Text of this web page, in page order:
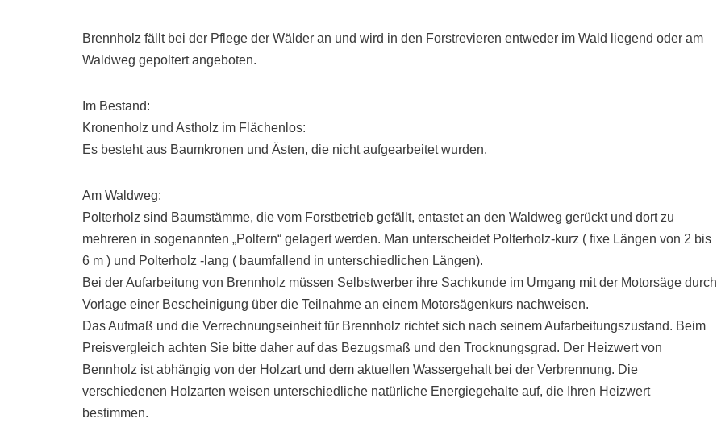
Brennholz fällt bei der Pflege der Wälder an und wird in den Forstrevieren entweder im Wald liegend oder am
Waldweg gepoltert angeboten.
Im Bestand:
Kronenholz und Astholz im Flächenlos:
Es besteht aus Baumkronen und Ästen, die nicht aufgearbeitet wurden.
Am Waldweg:
Polterholz sind Baumstämme, die vom Forstbetrieb gefällt, entastet an den Waldweg gerückt und dort zu
mehreren in sogenannten „Poltern“ gelagert werden. Man unterscheidet Polterholz-kurz ( fixe Längen von 2 bis
6 m ) und Polterholz -lang ( baumfallend in unterschiedlichen Längen).
Bei der Aufarbeitung von Brennholz müssen Selbstwerber ihre Sachkunde im Umgang mit der Motorsäge durch
Vorlage einer Bescheinigung über die Teilnahme an einem Motorsägenkurs nachweisen.
Das Aufmaß und die Verrechnungseinheit für Brennholz richtet sich nach seinem Aufarbeitungszustand. Beim
Preisvergleich achten Sie bitte daher auf das Bezugsmaß und den Trocknungsgrad. Der Heizwert von
Bennholz ist abhängig von der Holzart und dem aktuellen Wassergehalt bei der Verbrennung. Die
verschiedenen Holzarten weisen unterschiedliche natürliche Energiegehalte auf, die Ihren Heizwert
bestimmen.